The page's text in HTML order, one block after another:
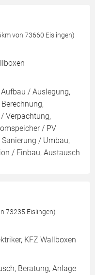
von 73660 Eislingen)
/ Auslegung,
Verpachtung,
/ PV
Sanierung / Umbau,
/ Einbau, Austausch
73235 Eislingen)
KFZ Wallboxen
Beratung, Anlage